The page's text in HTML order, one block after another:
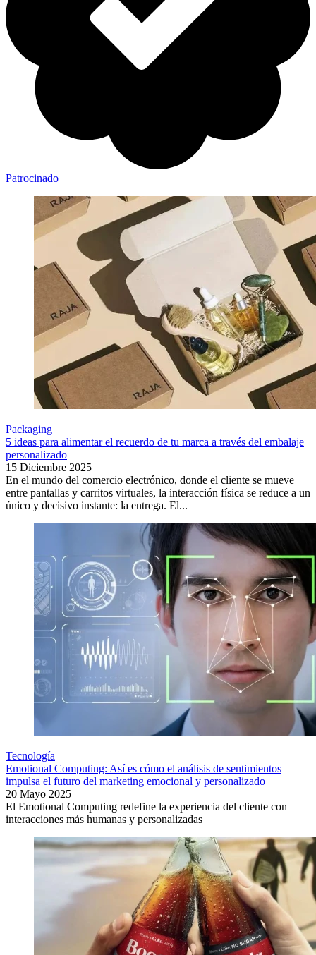
Patrocinado
Packaging
5 ideas para alimentar el recuerdo de tu marca a través del embalaje
personalizado
15 Diciembre 2025
En el mundo del comercio electrónico, donde el cliente se mueve
entre pantallas y carritos virtuales, la interacción física se reduce a un
único y decisivo instante: la entrega. El...
Tecnología
Emotional Computing: Así es cómo el análisis de sentimientos
impulsa el futuro del marketing emocional y personalizado
20 Mayo 2025
El Emotional Computing redefine la experiencia del cliente con
interacciones más humanas y personalizadas